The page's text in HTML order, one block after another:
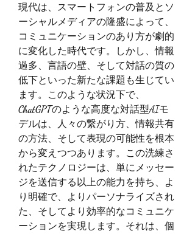
現代は、スマートフォンの普及とソ
ーシャルメディアの隆盛によって、
コミュニケーションのあり方が劇的
に変化した時代です。しかし、情報
過多、言語の壁、そして対話の質の
低下といった新たな課題も生じてい
ます。このような状況下で、
ChatGPTのような高度な対話型AIモ
デルは、人々の繋がり方、情報共有
の方法、そして表現の可能性を根本
から変えつつあります。この洗練さ
れたテクノロジーは、単にメッセー
ジを送信する以上の能力を持ち、よ
り明確で、よりパーソナライズされ
た、そしてより効率的なコミュニケ
ーションを実現します。それは、個